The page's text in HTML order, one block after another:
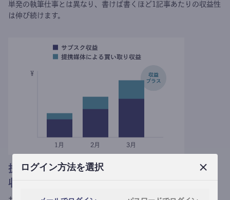
ログイン方法を選択
単発の執筆仕事とは異なり、 書けば書くほど1記事あたりの収益性
は伸び続けます。
提携媒体による記事買い取りで
収益がプラスされる